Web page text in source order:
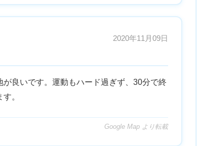
2020年11月09日
良いです。運動もハード過ぎず、30分で終
。
Google Map より転載